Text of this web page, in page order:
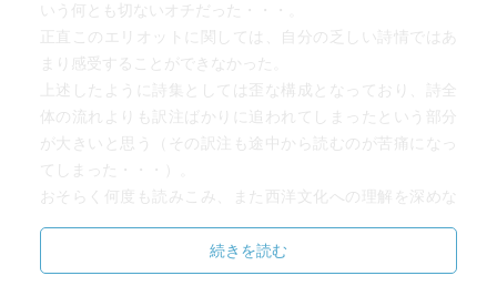
いう何とも切ないオチだった・・・。
正直このエリオットに関しては、自分の乏しい詩情ではあ
まり感受することができなかった。
上述したように詩集としては歪な構成となっており、詩全
体の流れよりも訳注ばかりに追われてしまったという部分
が大きいと思う（その訳注も途中から読むのが苦痛になっ
てしまった・・・）。
おそらく何度も読みこみ、また西洋文化への理解を深めな
いや、読みこむほどに分からなくなるかもしれない。
もっと成熟してから詩本編だけを読むことにしようと思
続きを読む